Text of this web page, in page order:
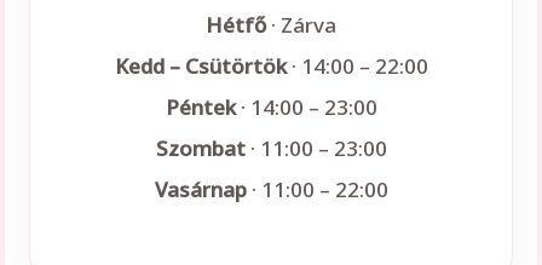
Hétfő· Zárva
Kedd – Csütörtök· 14:00 – 22:00
Péntek· 14:00 – 23:00
Szombat· 11:00 – 23:00
Vasárnap· 11:00 – 22:00